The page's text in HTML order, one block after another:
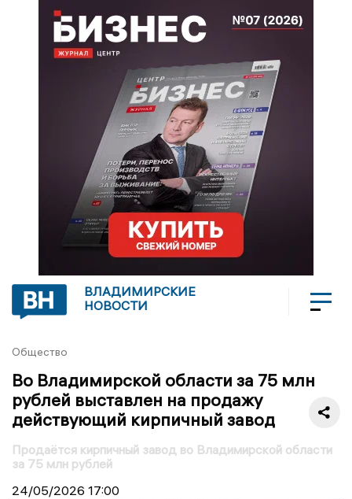
ВЛАДИМИРСКИЕ
НОВОСТИ
Общество
Во Владимирской области за 75 млн
рублей выставлен на продажу
действующий кирпичный завод
Продаётся кирпичный завод во Владимирской области
за 75 млн рублей
24/05/2026 17:00